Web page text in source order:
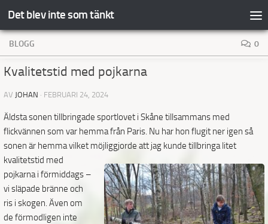
Hoppa till innehåll
Det blev inte som tänkt
BLOGG 0
Kvalitetstid med pojkarna
AV JOHAN · FEBRUARI 24, 2024
Äldsta sonen tillbringade sportlovet i Skåne tillsammans med
flickvännen som var hemma från Paris. Nu har hon flugit ner igen så
sonen är hemma vilket möjliggjorde att jag kunde tillbringa litet
kvalitetstid med
pojkarna i förmiddags –
vi släpade bränne och
ris i skogen. Även om
de förmodligen inte